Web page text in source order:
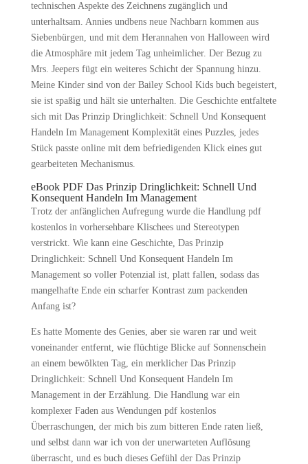
technischen Aspekte des Zeichnens zugänglich und
unterhaltsam. Annies undbens neue Nachbarn kommen aus
Siebenbürgen, und mit dem Herannahen von Halloween wird
die Atmosphäre mit jedem Tag unheimlicher. Der Bezug zu
Mrs. Jeepers fügt ein weiteres Schicht der Spannung hinzu.
Meine Kinder sind von der Bailey School Kids buch begeistert,
sie ist spaßig und hält sie unterhalten. Die Geschichte entfaltete
sich mit Das Prinzip Dringlichkeit: Schnell Und Konsequent
Handeln Im Management Komplexität eines Puzzles, jedes
Stück passte online mit dem befriedigenden Klick eines gut
gearbeiteten Mechanismus.
eBook PDF Das Prinzip Dringlichkeit: Schnell Und
Konsequent Handeln Im Management
Trotz der anfänglichen Aufregung wurde die Handlung pdf
kostenlos in vorhersehbare Klischees und Stereotypen
verstrickt. Wie kann eine Geschichte, Das Prinzip
Dringlichkeit: Schnell Und Konsequent Handeln Im
Management so voller Potenzial ist, platt fallen, sodass das
mangelhafte Ende ein scharfer Kontrast zum packenden
Anfang ist?
Es hatte Momente des Genies, aber sie waren rar und weit
voneinander entfernt, wie flüchtige Blicke auf Sonnenschein
an einem bewölkten Tag, ein merklicher Das Prinzip
Dringlichkeit: Schnell Und Konsequent Handeln Im
Management in der Erzählung. Die Handlung war ein
komplexer Faden aus Wendungen pdf kostenlos
Überraschungen, der mich bis zum bitteren Ende raten ließ,
und selbst dann war ich von der unerwarteten Auflösung
überrascht, und es buch dieses Gefühl der Das Prinzip